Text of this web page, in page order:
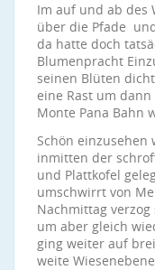
Im auf und ab des
über die Pfade
da hatte doch
Blumenpracht
seinen Blüten
eine Rast um
Monte Pana Bahn
Schön einzusehen
inmitten der
und Plattkofel
umschwirrt von
Nachmittag
um aber gleich
ging weiter auf
weite